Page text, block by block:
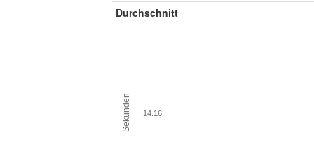
Durchschnitt
Sekunden 14.16